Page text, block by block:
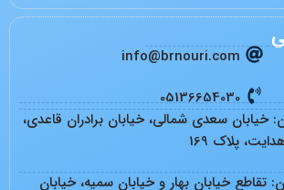
info@brnouri.com
05136654030
خیابان سعدی شمالی، خیابان برادران قاعدی،
پلاک 169
تقاطع خیابان بهار و خیابان سمیه، خیابان